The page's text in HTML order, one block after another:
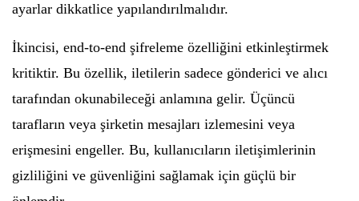
ayarlar dikkatlice yapılandırılmalıdır.
İkincisi, end-to-end şifreleme özelliğini etkinleştirmek
kritiktir. Bu özellik, iletilerin sadece gönderici ve alıcı
tarafından okunabileceği anlamına gelir. Üçüncü
tarafların veya şirketin mesajları izlemesini veya
erişmesini engeller. Bu, kullanıcıların iletişimlerinin
gizliliğini ve güvenliğini sağlamak için güçlü bir